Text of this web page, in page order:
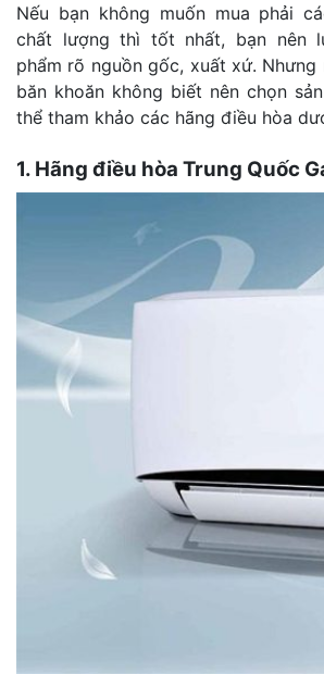
Nếu bạn không muốn mua phải
chất lượng thì tốt nhất, bạn nên
phẩm rõ nguồn gốc, xuất xứ. Nhưng
băn khoăn không biết nên chọn
thể tham khảo các hãng điều hòa
1. Hãng điều hòa Trung Quốc